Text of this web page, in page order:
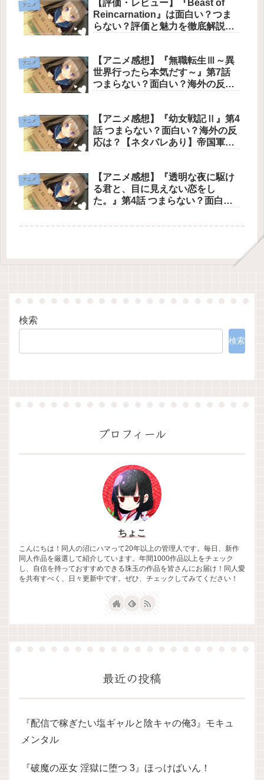
アニメ
【評価・レビュー】『Beast of
Reincarnation』は面白い？つま
らない？評価と魅力を徹底解説！
ルタイムアクションが見事に融合
した本格アクションRPG
アニメ
【アニメ感想】『無職転生Ⅲ～異
世界行ったら本気だす～』第7話
つまらない？面白い？海外の反応
愛、そして忍び寄る巨大な運命の
影を圧倒的なクオリティで描き切
った文句なしの神回
アニメ
【アニメ感想】『幼女戦記Ⅱ』第4
話 つまらない？面白い？海外の反
応は？【ネタバレあり】帝国軍の
れ、ミリタリーアニメとしての頂
点を提示した文句なしの神回
アニメ
【アニメ感想】『透明な夜に駆け
る君と、目に見えない恋をし
た。』第4話 つまらない？面白
検索
検索
プロフィール
ちょこ
こんにちは！同人の沼にハマって20年以上の管理人です。毎日、新作
同人作品を厳選して紹介しています。年間1000作品以上をチェック
し、自信を持っておすすめできる珠玉の作品を皆さんにお届け！同人愛
を共有すべく、日々更新中です。ぜひ、チェックしてみてください！
最近の投稿
『配信で稼ぎたい塩ギャルと陰キャの俺3』モキュ
メンタル
『破魔の巫女 淫獄に堕つ 3』ほっけばいん！